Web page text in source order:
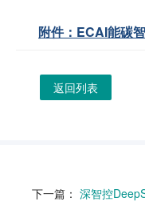
附件：ECAI能碳
返回列表
下一篇： 深智控